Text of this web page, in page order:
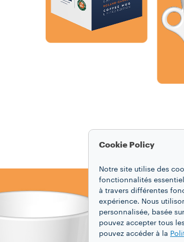
Cookie Policy
Notre site utilise des
fonctionnalités
à travers différentes
expérience. Nous
personnalisée, basée
pouvez accepter tous
pouvez accéder à la